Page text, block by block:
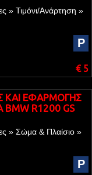
» Τιμόνι/Ανάρτηση »
P
€ 5
ΚΑΙ ΕΦΑΡΜΟΓΗΣ
BMW R1200 GS
» Σώμα & Πλαίσιο »
P